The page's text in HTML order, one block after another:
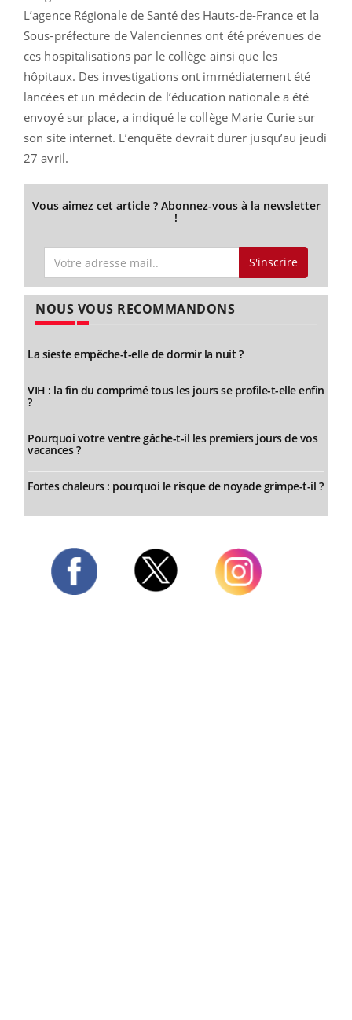
L’agence Régionale de Santé des Hauts-de-France et la
Sous-préfecture de Valenciennes ont été prévenues de
ces hospitalisations par le collège ainsi que les
hôpitaux. Des investigations ont immédiatement été
lancées et un médecin de l’éducation nationale a été
envoyé sur place, a indiqué le collège Marie Curie sur
son site internet. L’enquête devrait durer jusqu’au jeudi
27 avril.
Vous aimez cet article ? Abonnez-vous à la newsletter
!
S'inscrire
NOUS VOUS RECOMMANDONS
La sieste empêche-t-elle de dormir la nuit ?
VIH : la fin du comprimé tous les jours se profile-t-elle enfin
?
Pourquoi votre ventre gâche-t-il les premiers jours de vos
vacances ?
Fortes chaleurs : pourquoi le risque de noyade grimpe-t-il ?